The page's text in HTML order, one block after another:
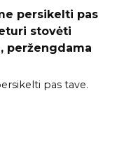
persikelti pas
stovėti
peržengdama
pas tave.